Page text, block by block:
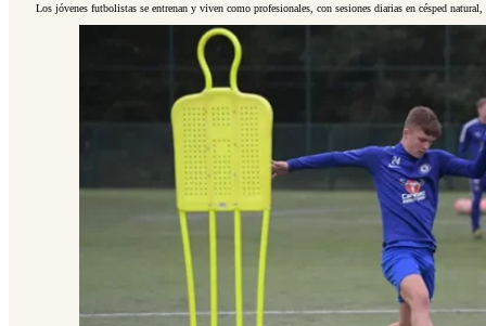
Los jóvenes futbolistas se entrenan y viven como profesionales, con sesiones diarias en césped